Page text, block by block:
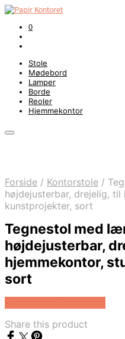
0
Stole
Mødebord
Lamper
Borde
Reoler
Hjemmekontor
Forside / Kontorstole /
højdejusterbar, drejelig, til
kunstprojekter, sort
Tegnestol med
højdejusterbar,
hjemmekontor,
sort
Share this product